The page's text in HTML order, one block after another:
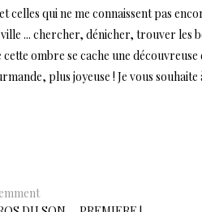
celles qui ne me connaissent pas
... chercher, dénicher, trouver les
ombre se cache une
plus joyeuse ! Je vous